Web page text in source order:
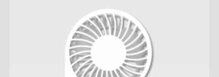
Update: 2026.03.11